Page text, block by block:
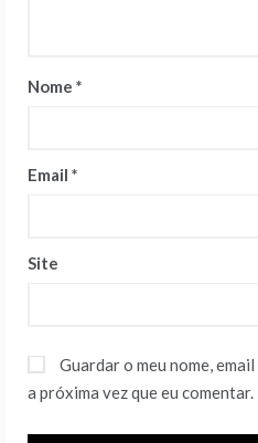
Nome *
Email *
Site
Guardar o meu nome,
a próxima vez que eu comentar.